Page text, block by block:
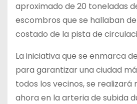
aproximado de 20 toneladas
escombros que se hallaban
costado de la pista de
La iniciativa que se enmarca
para garantizar una ciudad
todos los vecinos, se
ahora en la arteria de subida